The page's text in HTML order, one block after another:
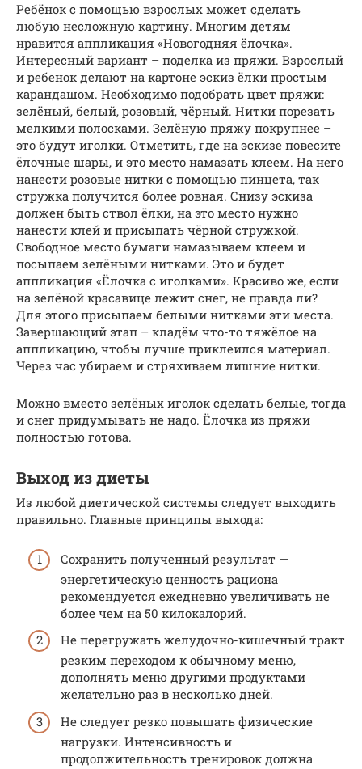
Ребёнок с помощью взрослых может сделать
любую несложную картину. Многим детям
нравится аппликация «Новогодняя ёлочка».
Интересный вариант – поделка из пряжи. Взрослый
и ребенок делают на картоне эскиз ёлки простым
карандашом. Необходимо подобрать цвет пряжи:
зелёный, белый, розовый, чёрный. Нитки порезать
мелкими полосками. Зелёную пряжу покрупнее –
это будут иголки. Отметить, где на эскизе повесите
ёлочные шары, и это место намазать клеем. На него
нанести розовые нитки с помощью пинцета, так
стружка получится более ровная. Снизу эскиза
должен быть ствол ёлки, на это место нужно
нанести клей и присыпать чёрной стружкой.
Свободное место бумаги намазываем клеем и
посыпаем зелёными нитками. Это и будет
аппликация «Ёлочка с иголками». Красиво же, если
на зелёной красавице лежит снег, не правда ли?
Для этого присыпаем белыми нитками эти места.
Завершающий этап – кладём что-то тяжёлое на
аппликацию, чтобы лучше приклеился материал.
Через час убираем и стряхиваем лишние нитки.
Можно вместо зелёных иголок сделать белые, тогда
и снег придумывать не надо. Ёлочка из пряжи
полностью готова.
Выход из диеты
Из любой диетической системы следует выходить
правильно. Главные принципы выхода:
Сохранить полученный результат —
энергетическую ценность рациона
рекомендуется ежедневно увеличивать не
более чем на 50 килокалорий.
Не перегружать желудочно-кишечный тракт
резким переходом к обычному меню,
дополнять меню другими продуктами
желательно раз в несколько дней.
Не следует резко повышать физические
нагрузки. Интенсивность и
продолжительность тренировок должна